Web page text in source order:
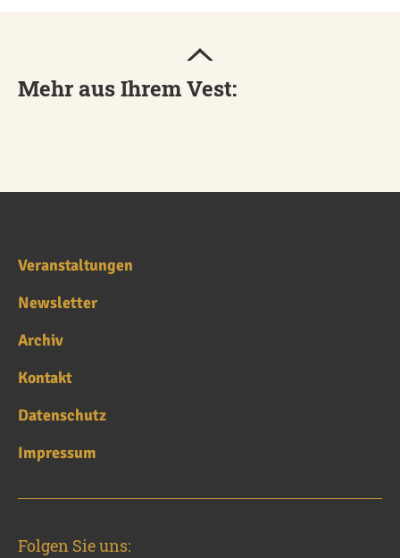
Mehr aus Ihrem Vest:
Veranstaltungen
Newsletter
Archiv
Kontakt
Datenschutz
Impressum
Folgen Sie uns: